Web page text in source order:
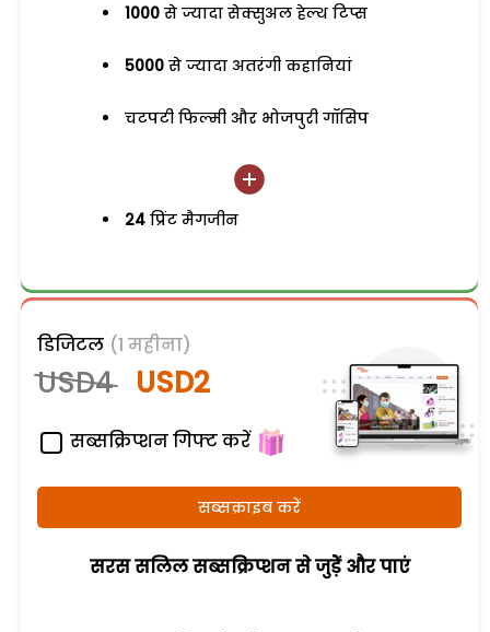
1000 से ज्यादा सेक्सुअल हेल्थ टिप्स
5000 से ज्यादा अतरंगी कहानियां
चटपटी फिल्मी और भोजपुरी गॉसिप
24 प्रिंट मैगजीन
डिजिटल (1 महीना)
USD4 USD2
सब्सक्रिप्शन गिफ्ट करें
सब्सक्राइब करें
सरस सलिल सब्सक्रिप्शन से जुड़ेें और पाएं